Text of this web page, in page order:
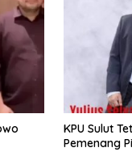
KPU Sulut
Pemenang